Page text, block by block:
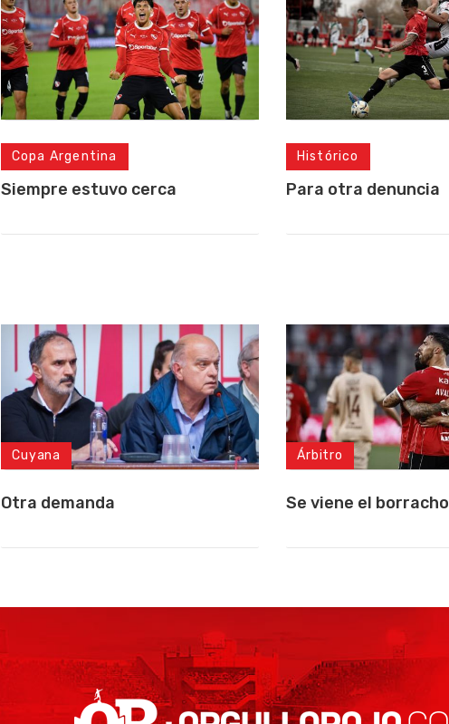
Copa Argentina
Siempre estuvo cerca
Histórico
Para otra denuncia
Cuyana
Otra demanda
Árbitro
Se viene el borracho